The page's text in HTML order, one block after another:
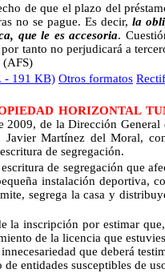
de que el plazo del
no se pague. Es decir, la
que le es accesoria.
tanto no perjudicará a
- 191 KB) Otros formatos
HORIZONTAL
2009, de la Dirección
Javier Martínez del Moral,
de segregación.
escritura de segregación que
instalación deportiva,
segrega la casa y
la inscripción por estimar
de la licencia que
que deberá
entidades susceptibles de